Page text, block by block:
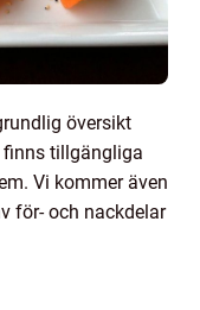
översikt
finns tillgängliga
Vi kommer även
för- och nackdelar